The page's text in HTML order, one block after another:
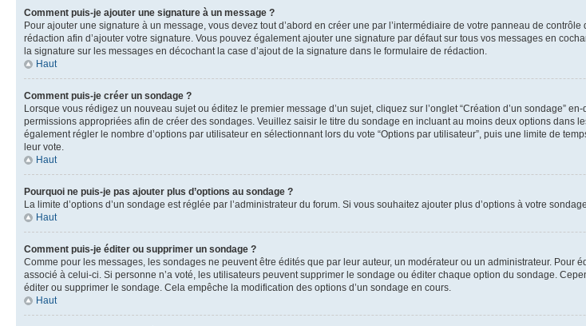
Comment puis-je ajouter une signature à un message ?
Pour ajouter une signature à un message, vous devez tout d’abord en créer une par l’intermédiaire de votre panneau de
rédaction afin d’ajouter votre signature. Vous pouvez également ajouter une signature par défaut sur tous vos messages en
la signature sur les messages en décochant la case d’ajout de la signature dans le formulaire de rédaction.
Haut
Comment puis-je créer un sondage ?
Lorsque vous rédigez un nouveau sujet ou éditez le premier message d’un sujet, cliquez sur l’onglet “Création d’un sondage”
permissions appropriées afin de créer des sondages. Veuillez saisir le titre du sondage en incluant au moins deux options
également régler le nombre d’options par utilisateur en sélectionnant lors du vote “Options par utilisateur”, puis une limite de
leur vote.
Haut
Pourquoi ne puis-je pas ajouter plus d’options au sondage ?
La limite d’options d’un sondage est réglée par l’administrateur du forum. Si vous souhaitez ajouter plus d’options à votre
Haut
Comment puis-je éditer ou supprimer un sondage ?
Comme pour les messages, les sondages ne peuvent être édités que par leur auteur, un modérateur ou un administrateur. Pour
associé à celui-ci. Si personne n’a voté, les utilisateurs peuvent supprimer le sondage ou éditer chaque option du sondage.
éditer ou supprimer le sondage. Cela empêche la modification des options d’un sondage en cours.
Haut